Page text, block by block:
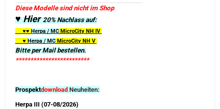
Diese Modelle sind nicht im Shop
♥ Hier20% Nachlass auf:
♥♥ Herpa / MC MicroCity NH IV
♥ Herpa / MC MicroCity NH V
Bitte per Mail bestellen.
*************************
Prospektdownload Neuheiten:
Herpa III (07-08/2026)